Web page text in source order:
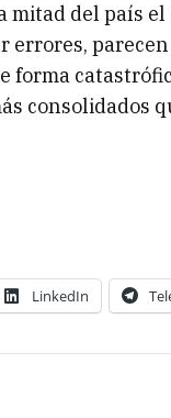
mitad del país
errores,
forma
consolidados
LinkedIn